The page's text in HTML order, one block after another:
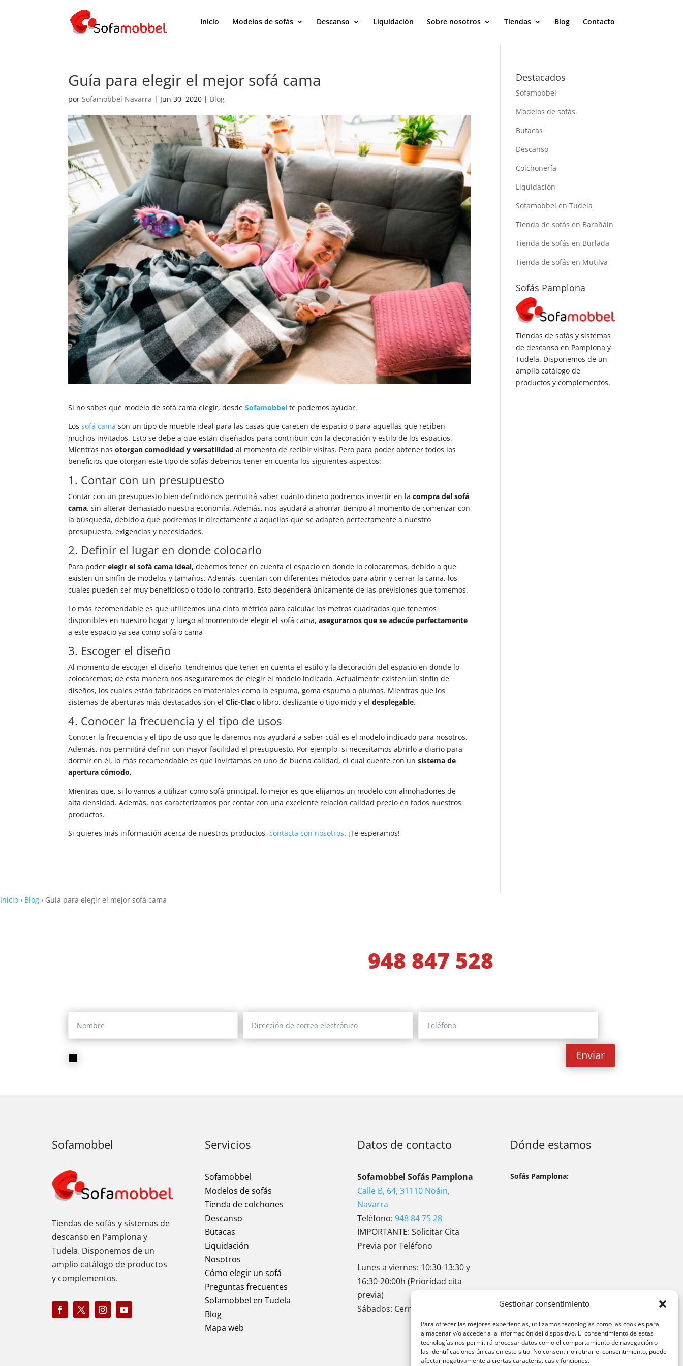
Gestionar consentimiento
Para ofrecer las mejores experiencias, utilizamos tecnologías como las cookies para
almacenar y/o acceder a la información del dispositivo. El consentimiento de estas
tecnologías nos permitirá procesar datos como el comportamiento de navegación o
las identificaciones únicas en este sitio. No consentir o retirar el consentimiento, puede
afectar negativamente a ciertas características y funciones.
Inicio Modelos de sofás Descanso Liquidación Sobre nosotros Tiendas Blog Contacto
Guía para elegir el mejor sofá cama
porSofamobbel Navarra | Jun 30, 2020 | Blog
Si no sabes qué modelo de sofá cama elegir, desdeSofamobbel te podemos ayudar.
Lossofá cama son un tipo de mueble ideal para las casas que carecen de espacio o para aquellas que reciben
muchos invitados. Esto se debe a que están diseñados para contribuir con la decoración y estilo de los espacios.
Mientras nosotorgan comodidad y versatilidad al momento de recibir visitas. Pero para poder obtener todos los
beneficios que otorgan este tipo de sofás debemos tener en cuenta los siguientes aspectos:
1. Contar con un presupuesto
Contar con un presupuesto bien definido nos permitirá saber cuánto dinero podremos invertir en lacompra del sofá
cama, sin alterar demasiado nuestra economía. Además, nos ayudará a ahorrar tiempo al momento de comenzar con
la búsqueda, debido a que podremos ir directamente a aquellos que se adapten perfectamente a nuestro
presupuesto, exigencias y necesidades.
2. Definir el lugar en donde colocarlo
Para poderelegir el sofá cama ideal, debemos tener en cuenta el espacio en donde lo colocaremos, debido a que
existen un sinfín de modelos y tamaños. Además, cuentan con diferentes métodos para abrir y cerrar la cama, los
cuales pueden ser muy beneficioso o todo lo contrario. Esto dependerá únicamente de las previsiones que tomemos.
Lo más recomendable es que utilicemos una cinta métrica para calcular los metros cuadrados que tenemos
disponibles en nuestro hogar y luego al momento de elegir el sofá cama, asegurarnos que se adecúe perfectamente
a este espacio ya sea como sofá o cama
3. Escoger el diseño
Al momento de escoger el diseño, tendremos que tener en cuenta el estilo y la decoración del espacio en donde lo
colocaremos; de esta manera nos aseguraremos de elegir el modelo indicado. Actualmente existen un sinfín de
diseños, los cuales están fabricados en materiales como la espuma, goma espuma o plumas. Mientras que los
sistemas de aberturas más destacados son elClic-Claco libro, deslizante o tipo nido y eldesplegable.
4. Conocer la frecuencia y el tipo de usos
Conocer la frecuencia y el tipo de uso que le daremos nos ayudará a saber cuál es el modelo indicado para nosotros.
Además, nos permitirá definir con mayor facilidad el presupuesto. Por ejemplo, si necesitamos abrirlo a diario para
dormir en él, lo más recomendable es que invirtamos en uno de buena calidad, el cual cuente con un sistema de
apertura cómodo.
Mientras que, si lo vamos a utilizar como sofá principal, lo mejor es que elijamos un modelo con almohadones de
alta densidad.Además, nos caracterizamos por contar con una excelente relación calidad precio en todos nuestros
productos.
Si quieres más información acerca de nuestros productos,contacta con nosotros. ¡Te esperamos!
Destacados
Sofamobbel
Modelos de sofás
Butacas
Descanso
Colchonería
Liquidación
Sofamobbel en Tudela
Tienda de sofás en Barañáin
Tienda de sofás en Burlada
Tienda de sofás en Mutilva
Sofás Pamplona
Tiendas de sofás y sistemas
de descanso en Pamplona y
Tudela. Disponemos de un
amplio catálogo de
productos y complementos.
Inicio › Blog › Guía para elegir el mejor sofá cama
948 847 528
Enviar
Sofamobbel
Tiendas de sofás y sistemas de
descanso en Pamplona y
Tudela. Disponemos de un
amplio catálogo de productos
y complementos.
Servicios
Sofamobbel
Modelos de sofás
Tienda de colchones
Descanso
Butacas
Liquidación
Nosotros
Cómo elegir un sofá
Preguntas frecuentes
Sofamobbel en Tudela
Blog
Mapa web
Datos de contacto
Sofamobbel Sofás Pamplona
Calle B, 64, 31110 Noáin,
Navarra
Teléfono:948 84 75 28
IMPORTANTE: Solicitar Cita
Previa por Teléfono
Lunes a viernes: 10:30-13:30 y
16:30-20:00h (Prioridad cita
previa)
Sábados: Cerrado
Dónde estamos
Sofás Pamplona: